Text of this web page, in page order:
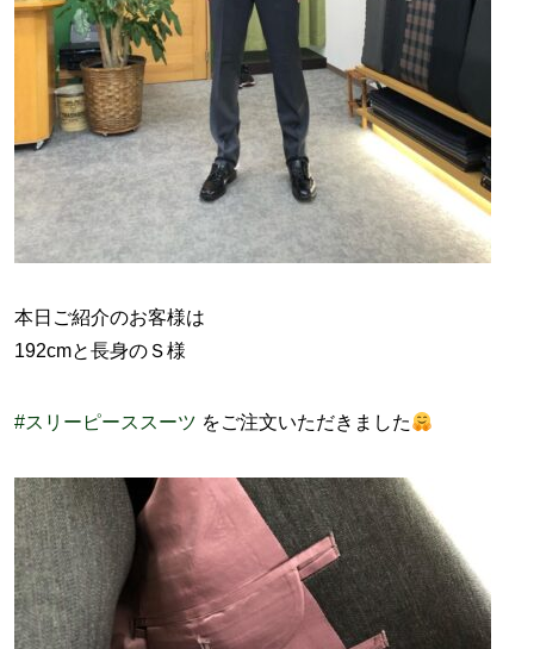
本日ご紹介のお客様は
192cmと長身のＳ様
#スリーピーススーツ をご注文いただきました